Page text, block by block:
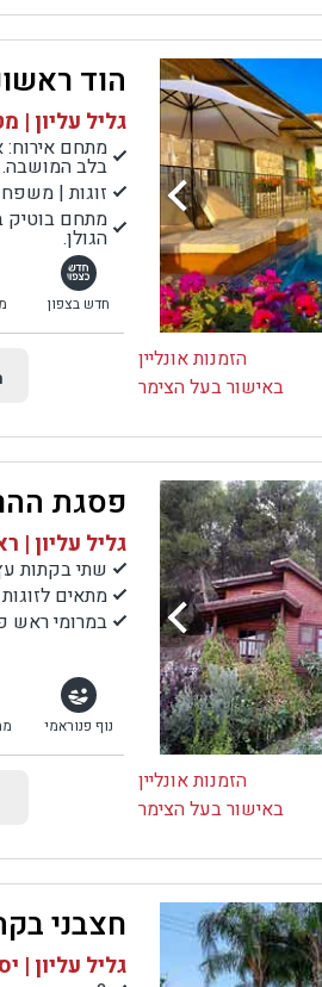
הוד
גליל עליון |
מתחם אירוח:
בלב המושבה.
זוגות |
מתחם בוטיק
הגולן.
חדש בצפון
הזמנות אונליין
באישור בעל הצימר
פסגת
גליל עליון |
שתי בקתות
מתאים
במרומי ראש
נוף פנוראמי
הזמנות אונליין
באישור בעל הצימר
חצבני
גליל עליון |